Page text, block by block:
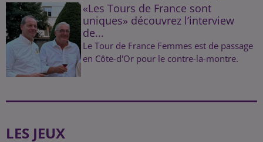
«Les Tours de France sont
uniques» découvrez l’interview
de...
Le Tour de France Femmes est de passage
en Côte-d'Or pour le contre-la-montre.
LES JEUX